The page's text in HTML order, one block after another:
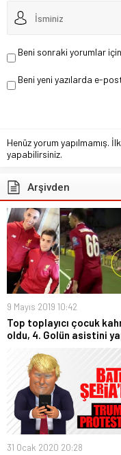
Beni sonraki yorumlar
Beni yeni yazılarda e-
Henüz yorum yapılmamış.
yapabilirsiniz.
Arşivden
9 Mayıs 2019 10:42
Top toplayıcı çocuk
oldu, 4. Golün asistini
31 Ocak 2020 20:28